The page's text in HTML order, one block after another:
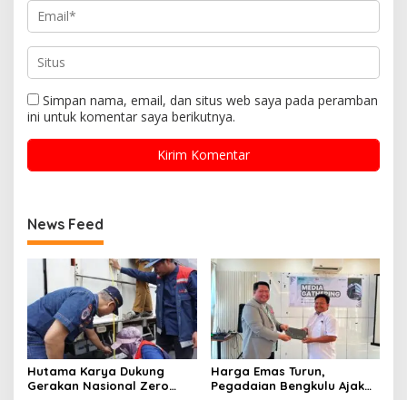
Simpan nama, email, dan situs web saya pada peramban
ini untuk komentar saya berikutnya.
News Feed
Hutama Karya Dukung
Gerakan Nasional Zero
Harga Emas Turun,
Pegadaian Bengkulu Ajak